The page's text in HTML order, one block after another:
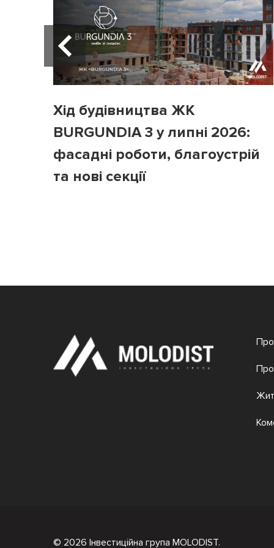
Хід будівництва ЖК
BURGUNDIA 3 у липні 2026:
фасадні роботи, благоустрій
та нові секції
© 2026 Інвестиційна група MOLODIST.